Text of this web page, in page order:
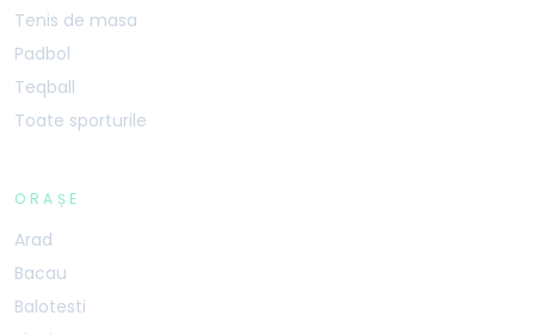
Tenis de masa
Padbol
Teqball
Toate sporturile
ORAȘE
Arad
Bacau
Balotesti